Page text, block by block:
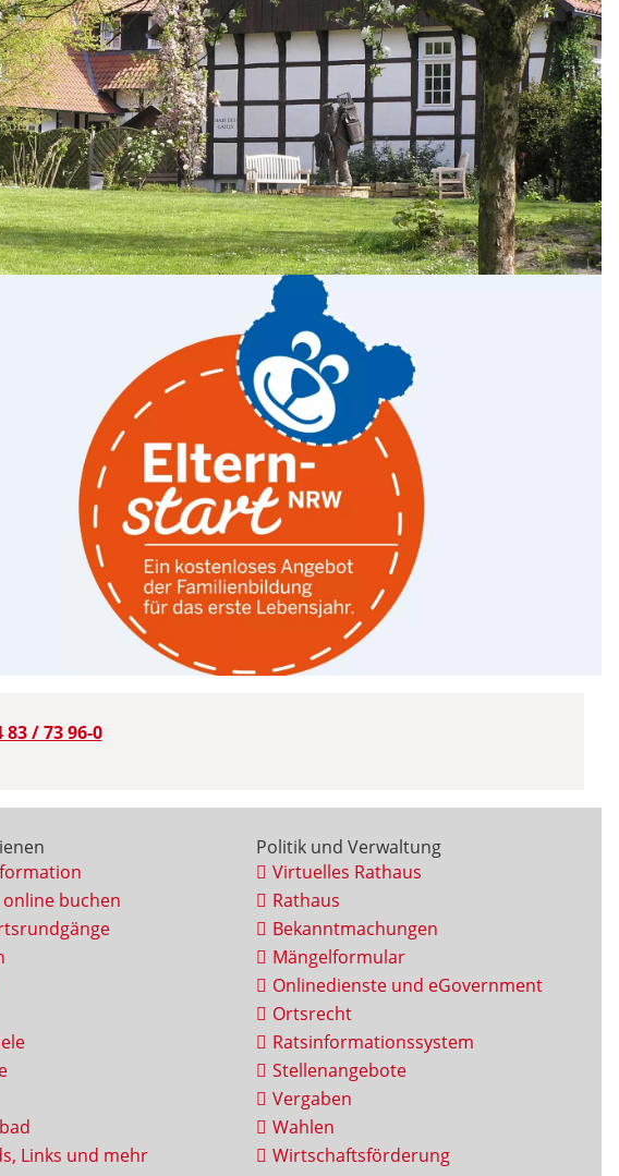
83 / 73 96-0
buchen
Links und mehr
Politik und Verwaltung
Virtuelles Rathaus
Rathaus
Bekanntmachungen
Mängelformular
Onlinedienste und eGovernment
Ortsrecht
Ratsinformationssystem
Stellenangebote
Vergaben
Wahlen
Wirtschaftsförderung